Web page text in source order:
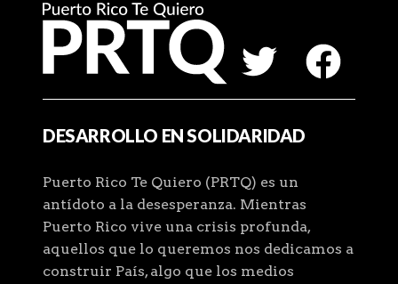
DESARROLLO EN SOLIDARIDAD
Puerto Rico Te Quiero (PRTQ) es un
antídoto a la desesperanza. Mientras
Puerto Rico vive una crisis profunda,
aquellos que lo queremos nos dedicamos a
construir País, algo que los medios